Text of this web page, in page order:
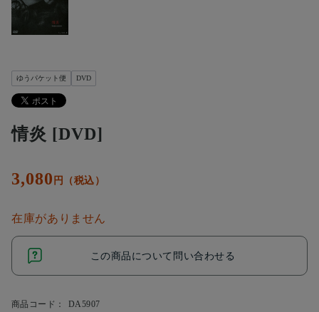
ゆうパケット便 DVD
情炎 [DVD]
3,080 円（税込）
在庫がありません
この商品について問い合わせる
商品コード：
DA5907